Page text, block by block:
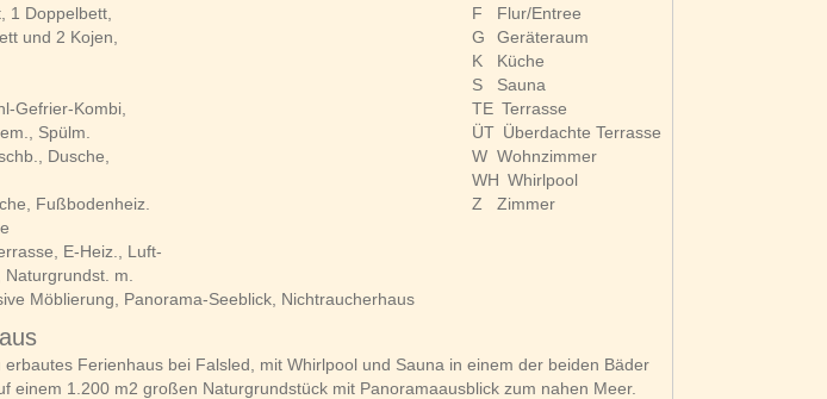
F
Flur/Entree
G
Geräteraum
K
Küche
S
Sauna
TE Terrasse
ÜT Überdachte Terrasse
W Wohnzimmer
WH Whirlpool
Z
Zimmer
1 Doppelbett,
und 2 Kojen,
Gefrier-Kombi,
Spülm.
Dusche,
Fußbodenheiz.
E-Heiz., Luft-
m.
Möblierung, Panorama-Seeblick, Nichtraucherhaus
Ferienhaus bei Falsled, mit Whirlpool und Sauna in einem der beiden Bäder
einem 1.200 m2 großen Naturgrundstück mit Panoramaausblick zum nahen Meer.